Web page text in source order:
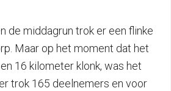
de middagrun trok er een flinke
Maar op het moment dat het
16 kilometer klonk, was het
trok 165 deelnemers en voor